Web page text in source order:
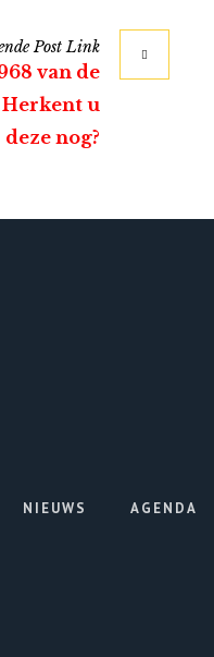
PostLink
van de
u
deze nog?
NIEUWS AGENDA